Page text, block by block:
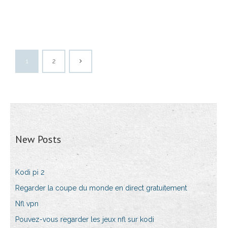
1 2
New Posts
Kodi pi 2
Regarder la coupe du monde en direct gratuitement
Nfl vpn
Pouvez-vous regarder les jeux nfl sur kodi